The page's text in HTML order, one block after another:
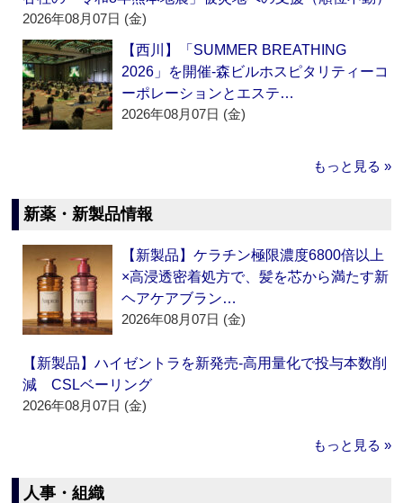
2026年08月07日 (金)
【西川】「SUMMER BREATHING
2026」を開催‐森ビルホスピタリティーコ
ーポレーションとエステ…
2026年08月07日 (金)
もっと見る »
新薬・新製品情報
【新製品】ケラチン極限濃度6800倍以上
×高浸透密着処方で、髪を芯から満たす新
ヘアケアブラン…
2026年08月07日 (金)
【新製品】ハイゼントラを新発売‐高用量化で投与本数削
減 CSLベーリング
2026年08月07日 (金)
もっと見る »
人事・組織